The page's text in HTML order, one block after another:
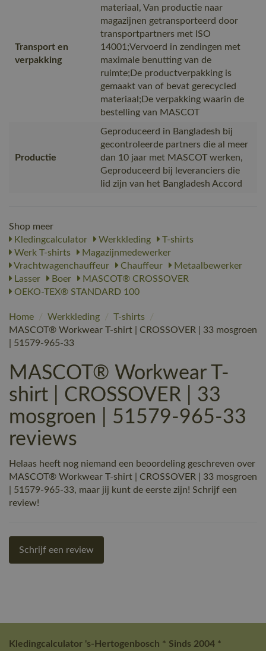
Transport en
verpakking
materiaal, Van productie naar
magazijnen getransporteerd door
transportpartners met ISO
14001;Vervoerd in zendingen met
maximale benutting van de
ruimte;De productverpakking is
gemaakt van of bevat gerecycled
materiaal;De verpakking waarin de
bestelling van MASCOT
Productie
Geproduceerd in Bangladesh bij
gecontroleerde partners die al meer
dan 10 jaar met MASCOT werken,
Geproduceerd bij leveranciers die
lid zijn van het Bangladesh Accord
Shop meer
Kledingcalculator
Werkkleding
T-shirts
Werk T-shirts
Magazijnmedewerker
Vrachtwagenchauffeur
Chauffeur
Metaalbewerker
Lasser
Boer
MASCOT® CROSSOVER
OEKO-TEX® STANDARD 100
Home / Werkkleding / T-shirts
/
MASCOT® Workwear T-shirt | CROSSOVER | 33 mosgroen
| 51579-965-33
MASCOT® Workwear T-
shirt | CROSSOVER | 33
mosgroen | 51579-965-33
reviews
Helaas heeft nog niemand een beoordeling geschreven over
MASCOT® Workwear T-shirt | CROSSOVER | 33 mosgroen
| 51579-965-33, maar jij kunt de eerste zijn! Schrijf een
review!
Schrijf een review
Kledingcalculator 's-Hertogenbosch * Sinds 2004 *